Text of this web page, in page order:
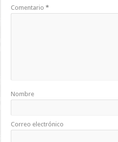
Comentario*
Nombre
Correo electrónico